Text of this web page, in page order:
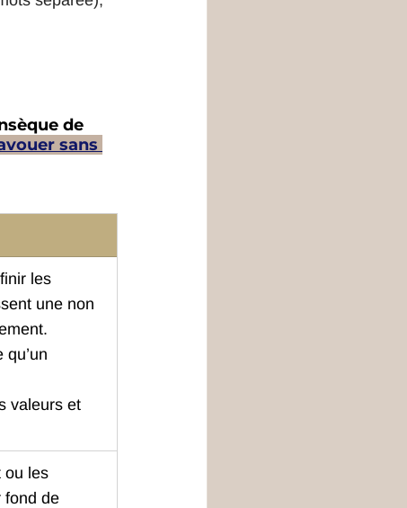
de
sans
les
une non
valeurs et
ou les
fond de